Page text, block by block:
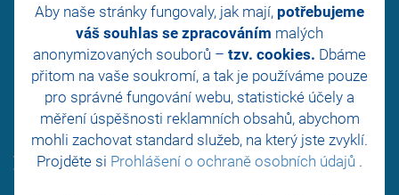
Aby naše stránky fungovaly, jak mají, potřebujeme
váš souhlas se zpracováním malých
anonymizovaných souborů – tzv. cookies. Dbáme
přitom na vaše soukromí, a tak je používáme pouze
pro správné fungování webu, statistické účely a
měření úspěšnosti reklamních obsahů, abychom
mohli zachovat standard služeb, na který jste zvyklí.
Projděte si Prohlášení o ochraně osobních údajů .
Více variant Pohody pro
každého
Ideální pro živnostníky a malé firmy